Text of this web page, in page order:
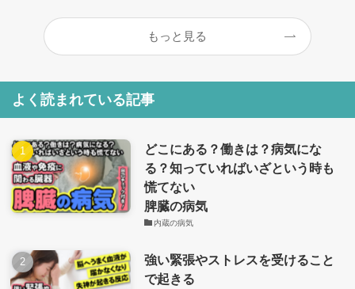
もっと見る
よく読まれている記事
どこにある？働きは？病気にな
る？知っていればいざという時も
慌てない
脾臓の病気
内蔵の病気
強い緊張やストレスを受けること
で起きる